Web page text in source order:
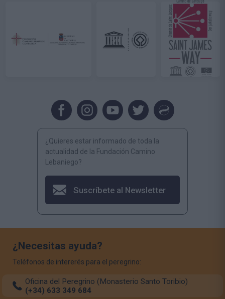
¿Quieres estar informado de toda la
actualidad de la Fundación Camino
Lebaniego?
Suscríbete al Newsletter
¿Necesitas ayuda?
Teléfonos de intererés para el peregrino:
Oficina del Peregrino (Monasterio Santo Toribio)
(+34) 633 349 684